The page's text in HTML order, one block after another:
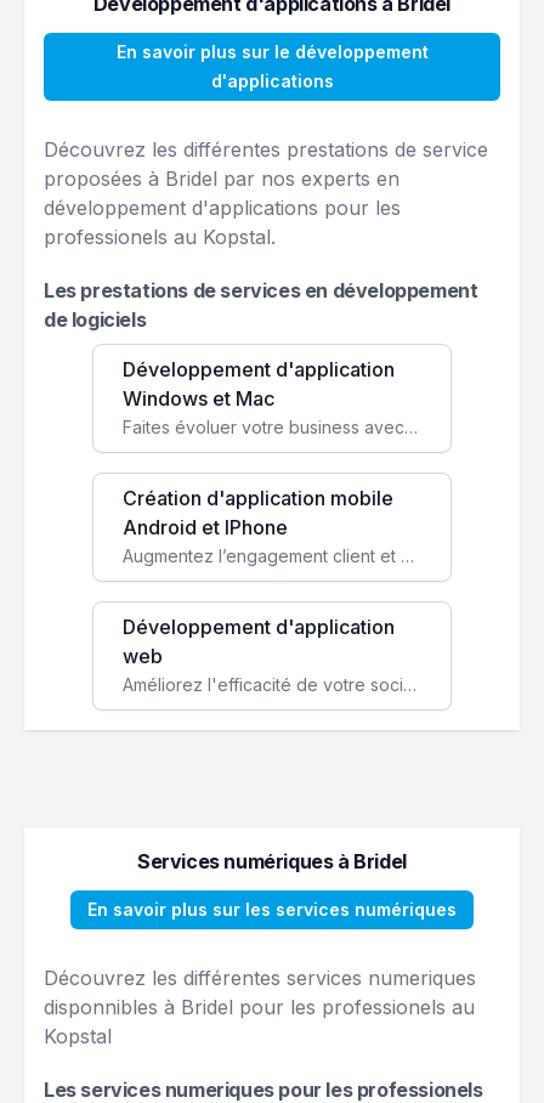
En savoir plus sur le développement
d'applications
Découvrez les différentes prestations de service
proposées à Bridel par nos experts en
développement d'applications pour les
professionels au Kopstal.
Les prestations de services en développement
de logiciels
Développement d'application
Windows et Mac
Faites évoluer votre business avec des solutions logicielles personnalisées, parfaitement adaptées à vos besoins spécifiques.
Création d'application mobile
Android et IPhone
Augmentez l’engagement client et simplifiez vos processus avec une application mobile sur mesure, disponible sur iOS et Android.
Développement d'application
web
Améliorez l'efficacité de votre société avec une application web personnalisée accessible partout et tout le temps.
Services numériques à Bridel
En savoir plus sur les services numériques
Découvrez les différentes services numeriques
disponnibles à Bridel pour les professionels au
Kopstal
Les services numeriques pour les professionels